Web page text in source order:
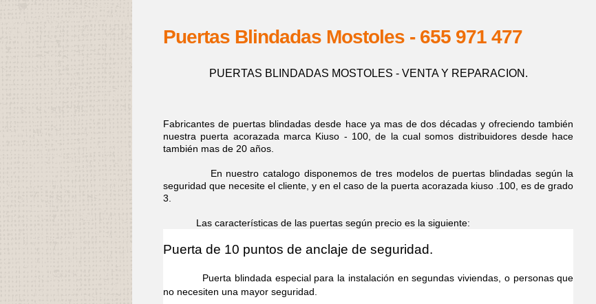
Puertas Blindadas Mostoles - 655 971 477
PUERTAS BLINDADAS MOSTOLES - VENTA Y REPARACION.
Fabricantes de puertas blindadas desde hace ya mas de dos décadas y ofreciendo también
nuestra puerta acorazada marca Kiuso - 100, de la cual somos distribuidores desde hace
también mas de 20 años.
En nuestro catalogo disponemos de tres modelos de puertas blindadas según la
seguridad que necesite el cliente, y en el caso de la puerta acorazada kiuso .100, es de grado
3.
Las características de las puertas según precio es la siguiente:
Puerta de 10 puntos de anclaje de seguridad.
Puerta blindada especial para la instalación en segundas viviendas, o personas que
no necesiten una mayor seguridad.